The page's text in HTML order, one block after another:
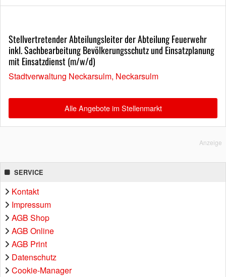
Stellvertretender Abteilungsleiter der Abteilung Feuerwehr
inkl. Sachbearbeitung Bevölkerungsschutz und Einsatzplanung
mit Einsatzdienst (m/w/d)
Stadtverwaltung Neckarsulm, Neckarsulm
Alle Angebote im Stellenmarkt
Anzeige
SERVICE
Kontakt
Impressum
AGB Shop
AGB Online
AGB Print
Datenschutz
Cookie-Manager